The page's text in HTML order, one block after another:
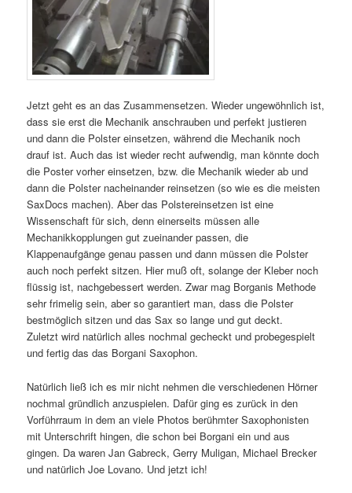
Jetzt geht es an das Zusammensetzen. Wieder ungewöhnlich ist,
dass sie erst die Mechanik anschrauben und perfekt justieren
und dann die Polster einsetzen, während die Mechanik noch
drauf ist. Auch das ist wieder recht aufwendig, man könnte doch
die Poster vorher einsetzen, bzw. die Mechanik wieder ab und
dann die Polster nacheinander reinsetzen (so wie es die meisten
SaxDocs machen). Aber das Polstereinsetzen ist eine
Wissenschaft für sich, denn einerseits müssen alle
Mechanikkopplungen gut zueinander passen, die
Klappenaufgänge genau passen und dann müssen die Polster
auch noch perfekt sitzen. Hier muß oft, solange der Kleber noch
flüssig ist, nachgebessert werden. Zwar mag Borganis Methode
sehr frimelig sein, aber so garantiert man, dass die Polster
bestmöglich sitzen und das Sax so lange und gut deckt.
Zuletzt wird natürlich alles nochmal gecheckt und probegespielt
und fertig das das Borgani Saxophon.
Natürlich ließ ich es mir nicht nehmen die verschiedenen Hörner
nochmal gründlich anzuspielen. Dafür ging es zurück in den
Vorführraum in dem an viele Photos berühmter Saxophonisten
mit Unterschrift hingen, die schon bei Borgani ein und aus
gingen. Da waren Jan Gabreck, Gerry Muligan, Michael Brecker
und natürlich Joe Lovano. Und jetzt ich!